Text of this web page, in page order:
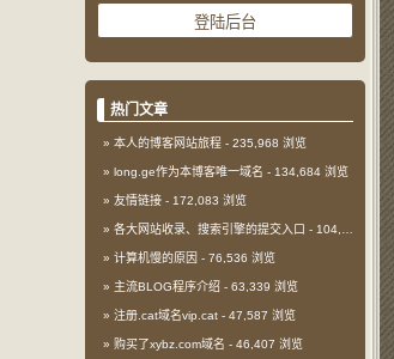
热门文章
本人的博客网站旅程 - 235,968 浏览
long.ge作为本博客唯一域名 - 134,684 浏览
友情链接 - 172,083 浏览
各大网站收录、搜索引擎的提交入口 - 104,644 浏览
计算机慢的原因 - 76,536 浏览
主流BLOG程序介绍 - 63,339 浏览
注册.cat域名vip.cat - 47,587 浏览
购买了xybz.com域名 - 46,407 浏览